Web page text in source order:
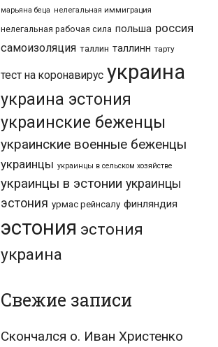
марьяна беца нелегальная иммиграция
нелегальная рабочая сила польша россия
самоизоляция таллин таллинн тарту
тест на коронавирус украина
украина эстония
украинские беженцы
украинские военные беженцы
украинцы украинцы в сельском хозяйстве
украинцы в эстонии украинцы
эстония урмас рейнсалу финляндия
эстония эстония
украина
Свежие записи
Скончался о. Иван Христенко